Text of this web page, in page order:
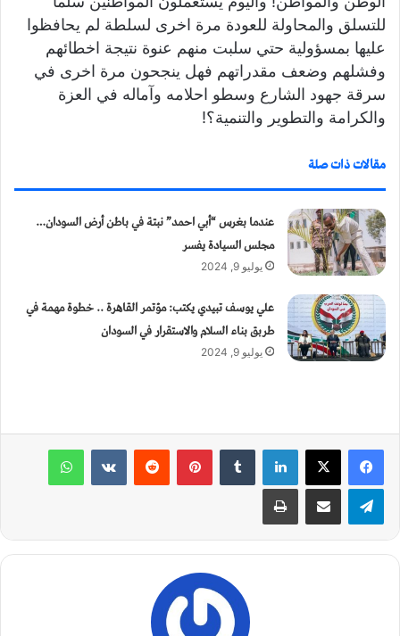
للتسلق والمحاولة للعودة مرة اخرى لسلطة لم يحافظوا
عليها بمسؤولية حتي سلبت منهم عنوة نتيجة اخطائهم
وفشلهم وضعف مقدراتهم فهل ينجحون مرة اخرى في
سرقة جهود الشارع وسطو احلامه وآماله في العزة
والكرامة والتطوير والتنمية؟!
مقالات ذات صلة
عندما بغرس “أبي احمد” نبتة في باطن أرض السودان…
مجلس السيادة يفسر
يوليو 9, 2024
علي يوسف تبيدي يكتب: مؤتمر القاهرة .. خطوة مهمة في
طربق بناء السلام والاستقرار في السودان
يوليو 9, 2024
لينكدإن بينتيريست